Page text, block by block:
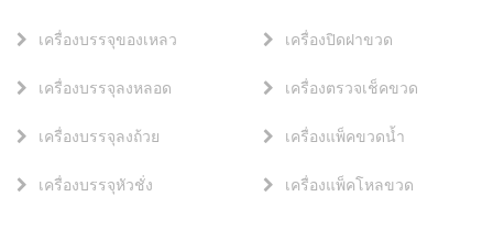
เครื่องบรรจุของเหลว
เครื่องบรรจุลงหลอด
เครื่องบรรจุลงถ้วย
เครื่องบรรจุหัวชั่ง
เครื่องปิดฝาขวด
เครื่องตรวจเช็คขวด
เครื่องแพ็คขวดน้ำ
เครื่องแพ็คโหลขวด